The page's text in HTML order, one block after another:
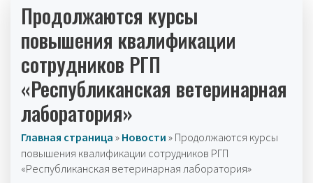
Продолжаются курсы
повышения квалификации
сотрудников РГП
«Республиканская ветеринарная
лаборатория»
Главная страница » Новости » Продолжаются курсы
повышения квалификации сотрудников РГП
«Республиканская ветеринарная лаборатория»